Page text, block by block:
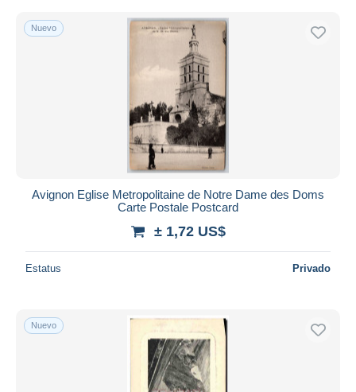
Nuevo
Avignon Eglise Metropolitaine de Notre Dame des Doms
Carte Postale Postcard
± 1,72 US$
Estatus Privado
Nuevo